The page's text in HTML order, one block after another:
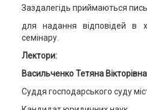
Заздалегідь приймаються
для надання відповідей в
семінару.
Лектори:
Васильченко Тетяна Вікторівна
Суддя господарського суду